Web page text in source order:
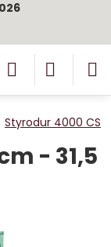
Styrodur 4000 CS
- 31,5